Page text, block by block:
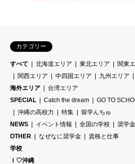
カテゴリー
すべて 北海道エリア 東北エリア 関東
関西エリア
中四国エリア 九州エリア
海外エリア
台湾エリア
SPECIAL
Catch the dream GO TO
沖縄の高校力
特集
留学んちゅ
NEWS
イベント情報 全国の学校 奨学
OTHER
なぜなに奨学金
資格と仕事
学校
Ｉ♡沖縄